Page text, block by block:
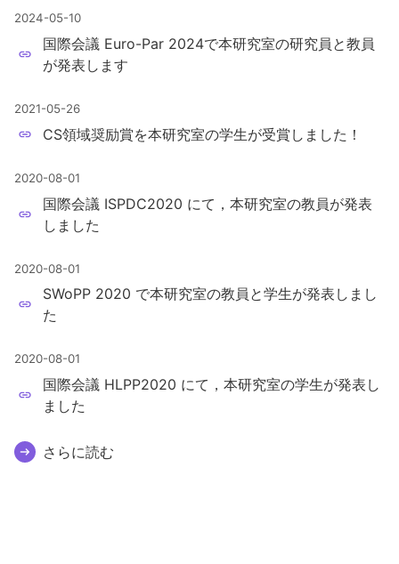
2024-05-10
国際会議 Euro-Par 2024で本研究室の研究員と教員
が発表します
2021-05-26
CS領域奨励賞を本研究室の学生が受賞しました！
2020-08-01
国際会議 ISPDC2020 にて，本研究室の教員が発表
しました
2020-08-01
SWoPP 2020 で本研究室の教員と学生が発表しまし
た
2020-08-01
国際会議 HLPP2020 にて，本研究室の学生が発表し
ました
さらに読む